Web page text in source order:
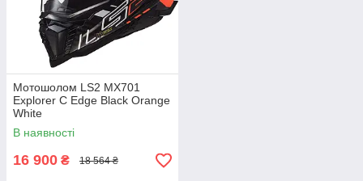
Мотошолом LS2 MX701
Explorer C Edge Black Orange
White
В наявності
16 900 ₴ 18 564 ₴